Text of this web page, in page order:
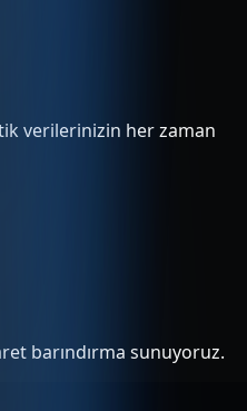
verilerinizin her zaman
barındırma sunuyoruz.